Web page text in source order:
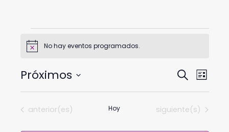
Aviso No hay eventos programados.
Navegación
y
Buscar
de
Lista
Próximos
fecha.
Eventos
anterior(es) Hoy Eventos
siguiente(s)